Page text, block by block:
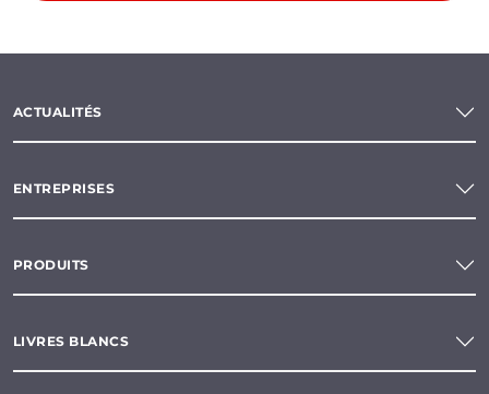
ACTUALITÉS
ENTREPRISES
PRODUITS
LIVRES BLANCS